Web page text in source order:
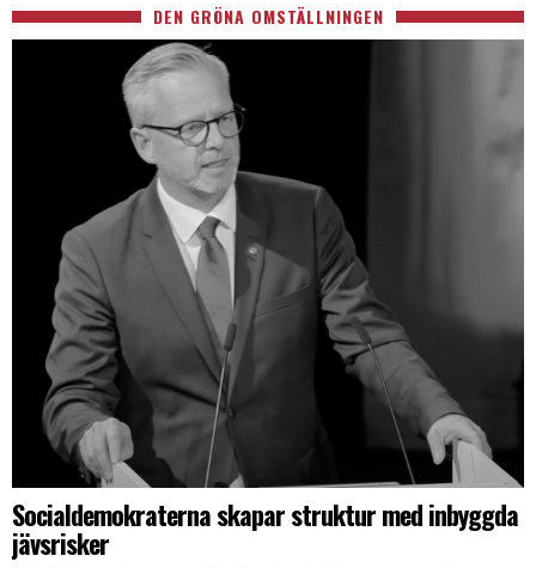
DEN GRÖNA OMSTÄLLNINGEN
Socialdemokraterna skapar struktur med inbyggda
jävsrisker